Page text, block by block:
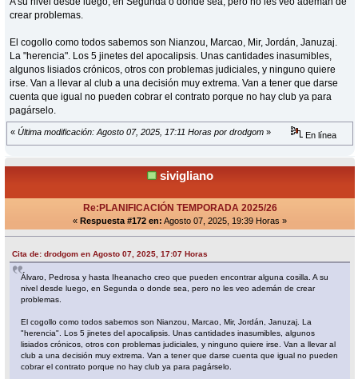
crear problemas.
El cogollo como todos sabemos son Nianzou, Marcao, Mir, Jordán, Januzaj.
La "herencia". Los 5 jinetes del apocalipsis. Unas cantidades inasumibles,
algunos lisiados crónicos, otros con problemas judiciales, y ninguno quiere
irse. Van a llevar al club a una decisión muy extrema. Van a tener que darse
cuenta que igual no pueden cobrar el contrato porque no hay club ya para
pagárselo.
« Última modificación: Agosto 07, 2025, 17:11 Horas por drodgom » En línea
sivigliano
Re:PLANIFICACIÓN TEMPORADA 2025/26
« Respuesta #172 en: Agosto 07, 2025, 19:39 Horas »
Cita de: drodgom en Agosto 07, 2025, 17:07 Horas
Álvaro, Pedrosa y hasta Iheanacho creo que pueden encontrar alguna cosilla. A su
nivel desde luego, en Segunda o donde sea, pero no les veo ademán de crear
problemas.
El cogollo como todos sabemos son Nianzou, Marcao, Mir, Jordán, Januzaj. La
"herencia". Los 5 jinetes del apocalipsis. Unas cantidades inasumibles, algunos
lisiados crónicos, otros con problemas judiciales, y ninguno quiere irse. Van a llevar al
club a una decisión muy extrema. Van a tener que darse cuenta que igual no pueden
cobrar el contrato porque no hay club ya para pagárselo.